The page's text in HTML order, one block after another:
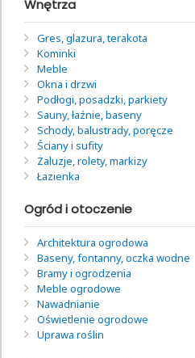
Wnętrza
Gres, glazura, terakota
Kominki
Meble
Okna i drzwi
Podłogi, posadzki, parkiety
Sauny, łaźnie, baseny
Schody, balustrady, poręcze
Ściany i sufity
Żaluzje, rolety, markizy
Łazienka
Ogród i otoczenie
Architektura ogrodowa
Baseny, fontanny, oczka wodne
Bramy i ogrodzenia
Meble ogrodowe
Nawadnianie
Oświetlenie ogrodowe
Uprawa roślin